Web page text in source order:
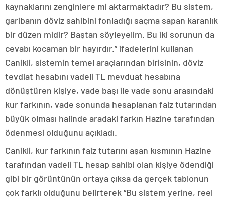
kaynaklarını zenginlere mi aktarmaktadır? Bu sistem,
garibanın döviz sahibini fonladığı saçma sapan karanlık
bir düzen midir? Baştan söyleyelim. Bu iki sorunun da
cevabı kocaman bir hayırdır.” ifadelerini kullanan
Canikli, sistemin temel araçlarından birisinin, döviz
tevdiat hesabını vadeli TL mevduat hesabına
dönüştüren kişiye, vade başı ile vade sonu arasındaki
kur farkının, vade sonunda hesaplanan faiz tutarından
büyük olması halinde aradaki farkın Hazine tarafından
ödenmesi olduğunu açıkladı.
Canikli, kur farkının faiz tutarını aşan kısmının Hazine
tarafından vadeli TL hesap sahibi olan kişiye ödendiği
gibi bir görüntünün ortaya çıksa da gerçek tablonun
çok farklı olduğunu belirterek “Bu sistem yerine, reel